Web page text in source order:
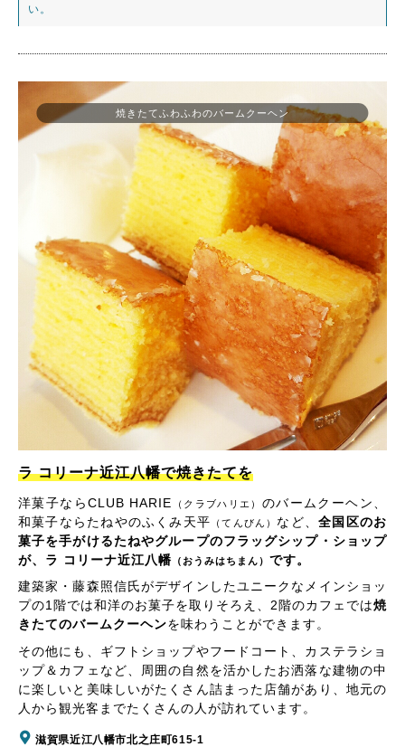
い。
焼きたてふわふわのバームクーヘン
ラ コリーナ近江八幡で焼きたてを
洋菓子ならCLUB HARIE （クラブハリエ） のバームクーヘン、
和菓子ならたねやのふくみ天平 （てんびん） など、全国区のお
菓子を手がけるたねやグループのフラッグシップ・ショップ
が、ラ コリーナ近江八幡 （おうみはちまん） です。
建築家・藤森照信氏がデザインしたユニークなメインショッ
プの1階では和洋のお菓子を取りそろえ、2階のカフェでは焼
きたてのバームクーヘンを味わうことができます。
その他にも、ギフトショップやフードコート、カステラショ
ップ＆カフェなど、周囲の自然を活かしたお洒落な建物の中
に楽しいと美味しいがたくさん詰まった店舗があり、地元の
人から観光客までたくさんの人が訪れています。
滋賀県近江八幡市北之庄町615-1